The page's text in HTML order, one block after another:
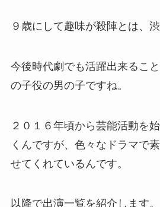
９歳にして趣味が殺陣とは、渋
今後時代劇でも活躍出来るこ
の子役の男の子ですね。
２０１６年頃から芸能活動を
くんですが、色々なドラマで
せてくれているんです。
以降で出演一覧を紹介します。